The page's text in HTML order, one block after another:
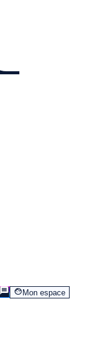
Mon espace